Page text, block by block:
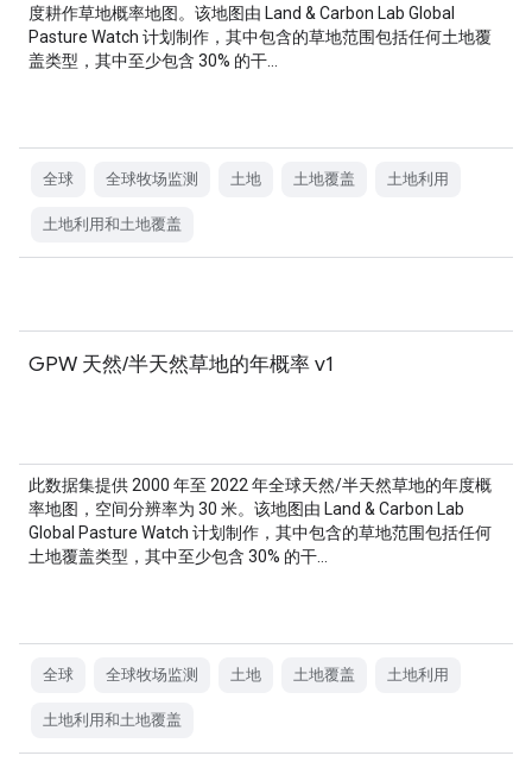
度耕作草地概率地图。该地图由 Land & Carbon Lab Global
Pasture Watch 计划制作，其中包含的草地范围包括任何土地覆
盖类型，其中至少包含 30% 的干…
全球 全球牧场监测 土地 土地覆盖 土地利用
土地利用和土地覆盖
GPW 天然/半天然草地的年概率 v1
此数据集提供 2000 年至 2022 年全球天然/半天然草地的年度概
率地图，空间分辨率为 30 米。该地图由 Land & Carbon Lab
Global Pasture Watch 计划制作，其中包含的草地范围包括任何
土地覆盖类型，其中至少包含 30% 的干…
全球 全球牧场监测 土地 土地覆盖 土地利用
土地利用和土地覆盖